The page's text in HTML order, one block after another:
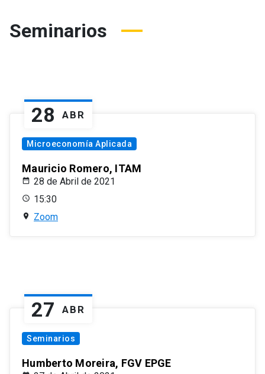
Seminarios
28 ABR
Microeconomía Aplicada
Mauricio Romero, ITAM
28 de Abril de 2021
15:30
Zoom
27 ABR
Seminarios
Humberto Moreira, FGV EPGE